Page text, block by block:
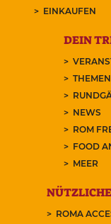
EINKAUFEN
DEIN
NEWS
ROM
FOOD
MEER
ROMA